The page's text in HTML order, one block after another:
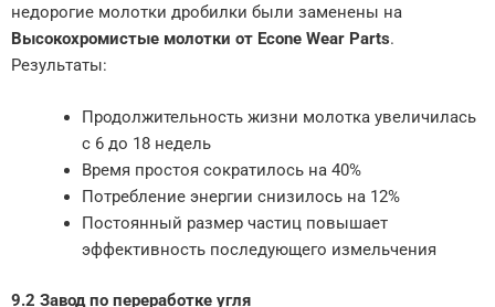
недорогие молотки дробилки были заменены на
Высокохромистые молотки от Econe Wear Parts.
Результаты:
Продолжительность жизни молотка увеличилась
с 6 до 18 недель
Время простоя сократилось на 40%
Потребление энергии снизилось на 12%
Постоянный размер частиц повышает
эффективность последующего измельчения
9.2 Завод по переработке угля